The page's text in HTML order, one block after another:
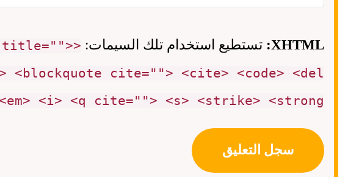
XHTML: تستطيع استخدام تلك السيمات:
title="">
<blockquote cite=""> <cite> <code> <del
<i> <q cite=""> <s> <strike> <strong>